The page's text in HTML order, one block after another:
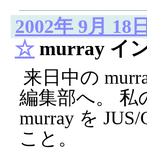
2002年 9月 18
☆murray イ
来日中の
編集部へ。 私
murray を
こと。